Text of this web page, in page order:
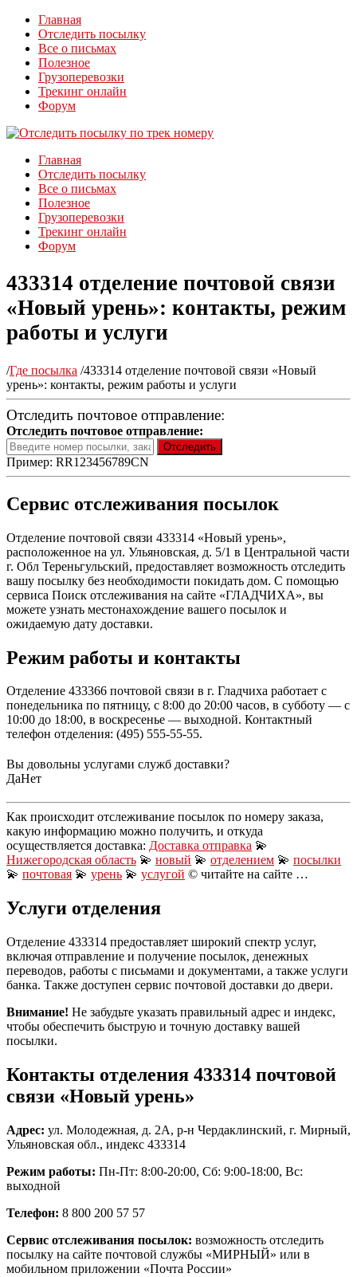
Главная
Отследить посылку
Все о письмах
Полезное
Грузоперевозки
Трекинг онлайн
Форум
Главная
Отследить посылку
Все о письмах
Полезное
Грузоперевозки
Трекинг онлайн
Форум
433314 отделение почтовой связи
«Новый урень»: контакты, режим
работы и услуги
/Где посылка /433314 отделение почтовой связи «Новый
урень»: контакты, режим работы и услуги
Отследить почтовое отправление:
Отследить почтовое отправление:
Пример: RR123456789CN
Сервис отслеживания посылок
Отделение почтовой связи 433314 «Новый урень»,
расположенное на ул. Ульяновская, д. 5/1 в Центральной части
г. Обл Тереньгульский, предоставляет возможность отследить
вашу посылку без необходимости покидать дом. С помощью
сервиса Поиск отслеживания на сайте «ГЛАДЧИХА», вы
можете узнать местонахождение вашего посылок и
ожидаемую дату доставки.
Режим работы и контакты
Отделение 433366 почтовой связи в г. Гладчиха работает с
понедельника по пятницу, с 8:00 до 20:00 часов, в субботу — с
10:00 до 18:00, в воскресенье — выходной. Контактный
телефон отделения: (495) 555-55-55.
Вы довольны услугами служб доставки?
ДаНет
Как происходит отслеживание посылок по номеру заказа,
какую информацию можно получить, и откуда
осуществляется доставка: Доставка отправка 💫
Нижегородская область 💫 новый 💫 отделением 💫 посылки
💫 почтовая 💫 урень 💫 услугой © читайте на сайте …
Услуги отделения
Отделение 433314 предоставляет широкий спектр услуг,
включая отправление и получение посылок, денежных
переводов, работы с письмами и документами, а также услуги
банка. Также доступен сервис почтовой доставки до двери.
Внимание! Не забудьте указать правильный адрес и индекс,
чтобы обеспечить быструю и точную доставку вашей
посылки.
Контакты отделения 433314 почтовой
связи «Новый урень»
Адрес: ул. Молодежная, д. 2А, р-н Чердаклинский, г. Мирный,
Ульяновская обл., индекс 433314
Режим работы: Пн-Пт: 8:00-20:00, Сб: 9:00-18:00, Вс:
выходной
Телефон: 8 800 200 57 57
Сервис отслеживания посылок: возможность отследить
посылку на сайте почтовой службы «МИРНЫЙ» или в
мобильном приложении «Почта России»